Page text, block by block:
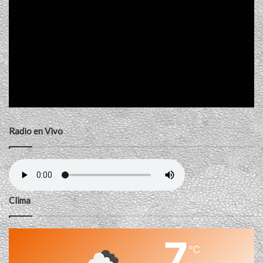
Radio en Vivo
Clima
℃